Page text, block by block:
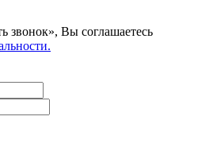
звонок», Вы соглашаетесь